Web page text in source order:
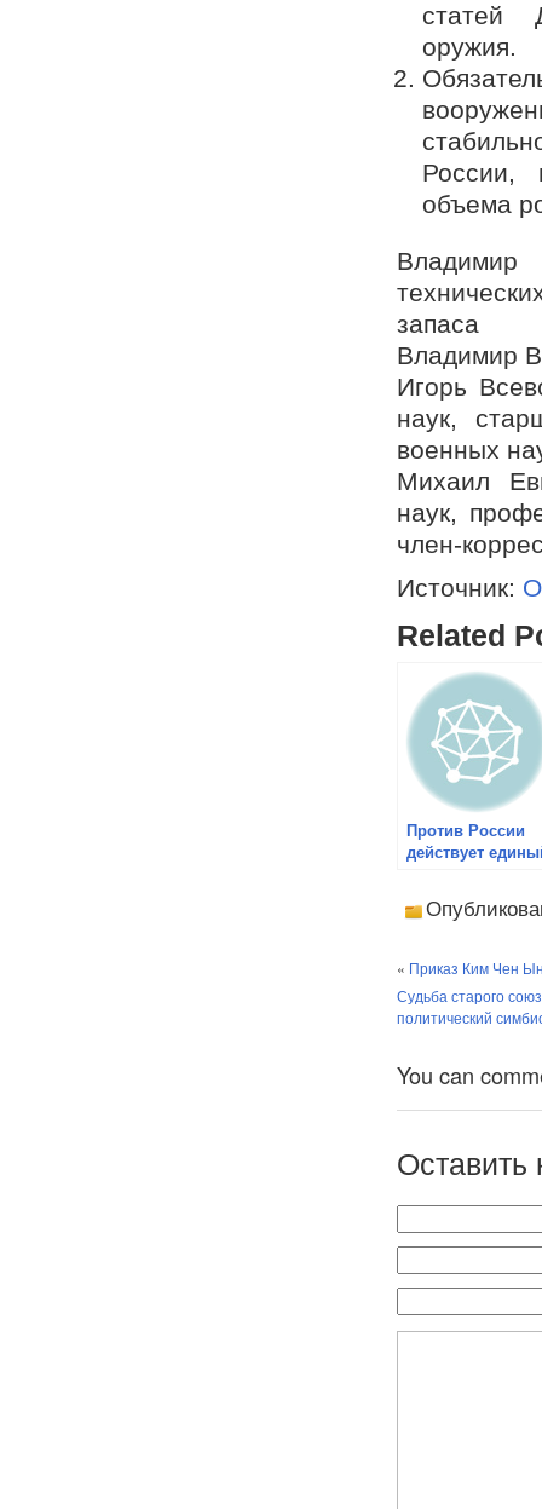
статей
оружия.
России,
объема
запаса
Владимир
Игорь
наук,
военных
Михаил
наук,
член-
Источник:
Related
Против России
действует
« Приказ Ким Чен
Судьба старого
политический
You can
Оставить